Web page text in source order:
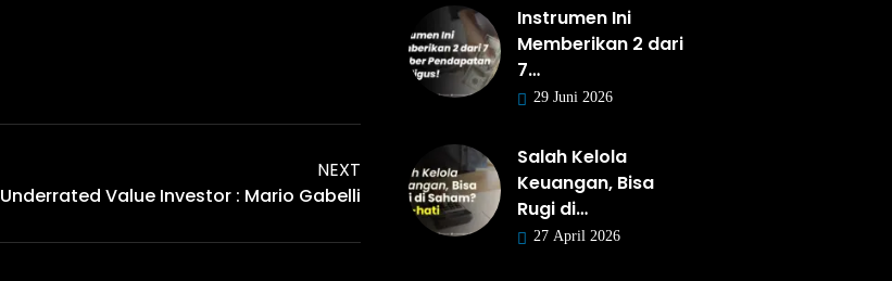
NEXT
Underrated Value Investor : Mario Gabelli
Instrumen Ini
Memberikan 2 dari
7…
29 Juni 2026
Salah Kelola
Keuangan, Bisa
Rugi di…
27 April 2026